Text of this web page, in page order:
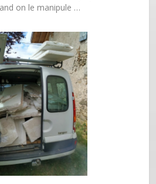
on le manipule …